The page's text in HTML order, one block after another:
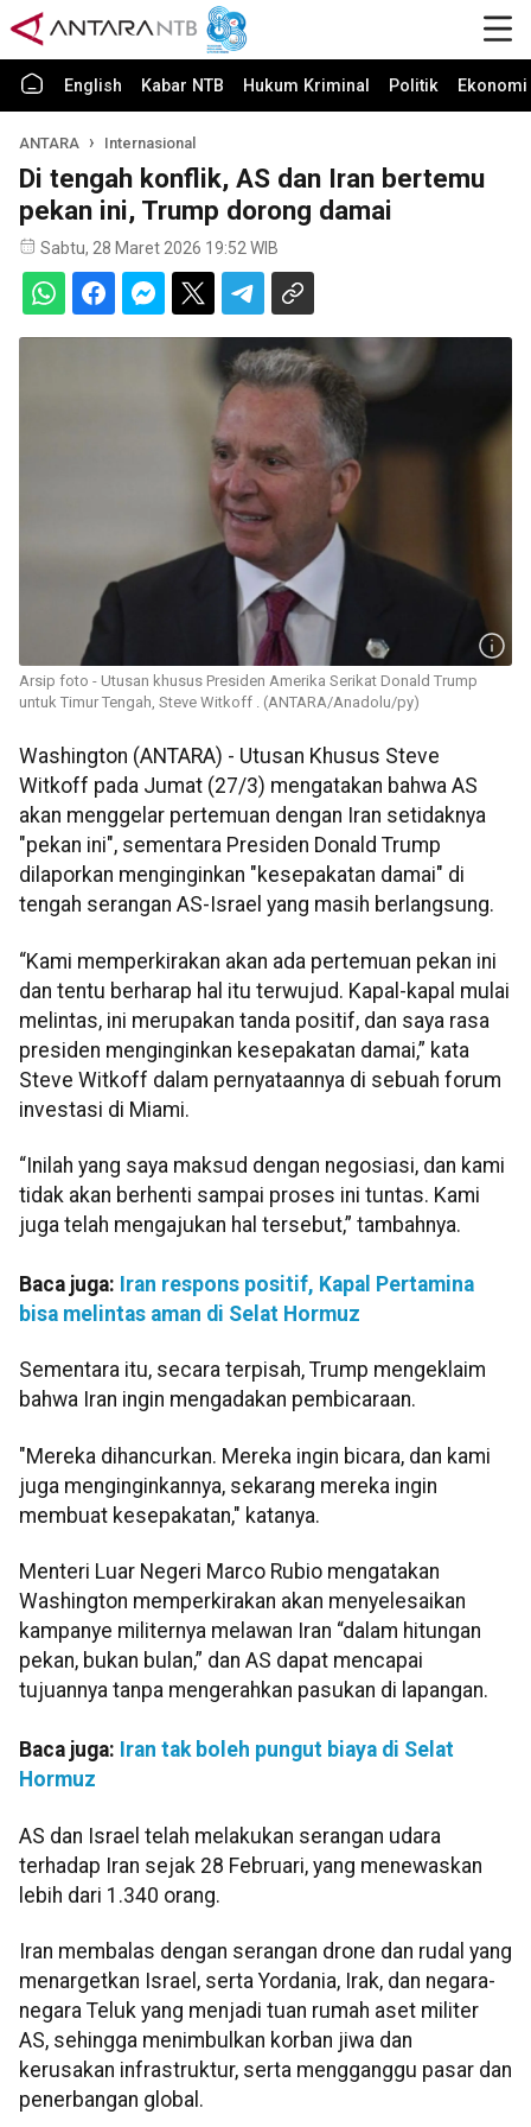
English Kabar NTB Hukum Kriminal Politik
ANTARA Internasional
Di tengah konflik, AS dan Iran bertemu
pekan ini, Trump dorong damai
Sabtu, 28 Maret 2026 19:52 WIB
Arsip foto - Utusan khusus Presiden Amerika Serikat Donald Trump
untuk Timur Tengah, Steve Witkoff . (ANTARA/Anadolu/py)
Washington (ANTARA) - Utusan Khusus Steve
Witkoff pada Jumat (27/3) mengatakan bahwa AS
akan menggelar pertemuan dengan Iran setidaknya
"pekan ini", sementara Presiden Donald Trump
dilaporkan menginginkan "kesepakatan damai" di
tengah serangan AS-Israel yang masih berlangsung.
“Kami memperkirakan akan ada pertemuan pekan ini
dan tentu berharap hal itu terwujud. Kapal-kapal mulai
melintas, ini merupakan tanda positif, dan saya rasa
presiden menginginkan kesepakatan damai,” kata
Steve Witkoff dalam pernyataannya di sebuah forum
investasi di Miami.
“Inilah yang saya maksud dengan negosiasi, dan kami
tidak akan berhenti sampai proses ini tuntas. Kami
juga telah mengajukan hal tersebut,” tambahnya.
Baca juga: Iran respons positif, Kapal Pertamina
bisa melintas aman di Selat Hormuz
Sementara itu, secara terpisah, Trump mengeklaim
bahwa Iran ingin mengadakan pembicaraan.
"Mereka dihancurkan. Mereka ingin bicara, dan kami
juga menginginkannya, sekarang mereka ingin
membuat kesepakatan," katanya.
Menteri Luar Negeri Marco Rubio mengatakan
Washington memperkirakan akan menyelesaikan
kampanye militernya melawan Iran “dalam hitungan
pekan, bukan bulan,” dan AS dapat mencapai
tujuannya tanpa mengerahkan pasukan di lapangan.
Baca juga: Iran tak boleh pungut biaya di Selat
Hormuz
AS dan Israel telah melakukan serangan udara
terhadap Iran sejak 28 Februari, yang menewaskan
lebih dari 1.340 orang.
Iran membalas dengan serangan drone dan rudal yang
menargetkan Israel, serta Yordania, Irak, dan negara-
negara Teluk yang menjadi tuan rumah aset militer
AS, sehingga menimbulkan korban jiwa dan
kerusakan infrastruktur, serta mengganggu pasar dan
penerbangan global.